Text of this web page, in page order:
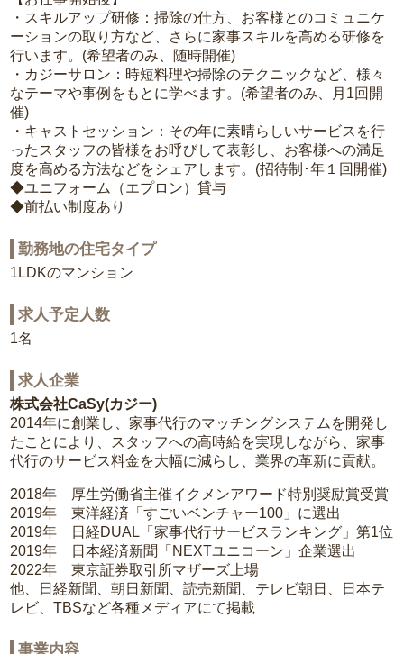
・スキルアップ研修：掃除の仕方、お客様とのコミュニケ
ーションの取り方など、さらに家事スキルを高める研修を
行います。(希望者のみ、随時開催)
・カジーサロン：時短料理や掃除のテクニックなど、様々
なテーマや事例をもとに学べます。(希望者のみ、月1回開
催)
・キャストセッション：その年に素晴らしいサービスを行
ったスタッフの皆様をお呼びして表彰し、お客様への満足
度を高める方法などをシェアします。(招待制･年１回開催)
◆ユニフォーム（エプロン）貸与
◆前払い制度あり
勤務地の住宅タイプ
1LDKのマンション
求人予定人数
1名
求人企業
株式会社CaSy(カジー)
2014年に創業し、家事代行のマッチングシステムを開発し
たことにより、スタッフへの高時給を実現しながら、家事
代行のサービス料金を大幅に減らし、業界の革新に貢献。
2018年 厚生労働省主催イクメンアワード特別奨励賞受賞
2019年 東洋経済「すごいベンチャー100」に選出
2019年 日経DUAL「家事代行サービスランキング」第1位
2019年 日本経済新聞「NEXTユニコーン」企業選出
2022年 東京証券取引所マザーズ上場
他、日経新聞、朝日新聞、読売新聞、テレビ朝日、日本テ
レビ、TBSなど各種メディアにて掲載
事業内容